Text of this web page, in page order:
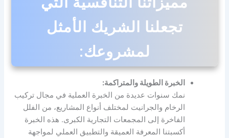
تجعلنا الشريك الأمثل
لمشروعك:
الخبرة الطويلة والمتراكمة:
نمك سنوات عديدة من الخبرة العملية في مجال تركيب
الرخام والجرانيت لمختلف أنواع المشاريع، من الفلل
الفاخرة إلى المجمعات التجارية الكبرى. هذه الخبرة
أكسبتنا المعرفة العميقة والتطبيق العملي لمواجهة